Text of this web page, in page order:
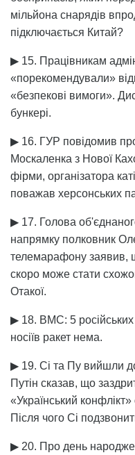
мільйона снарядів
підключається Китай?
▶ 15. Працівникам
«порекомендували»
«безпекові вимоги».
бункері.
▶ 16. ГУР повідомив
Москаленка з Нової
фірми, організатора
поважав херсонських
▶ 17. Голова
напрямку полковник
телемарафону заявив,
скоро може стати
Отакої.
▶ 18. ВМС: 5 російських
носіїв ракет нема.
▶ 19. Сі та Пу вийшли
Путін сказав, що
«Український
Після чого Сі
▶ 20. Про день